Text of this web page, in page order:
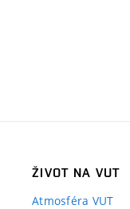
ŽIVOT NA VUT
Atmosféra VUT